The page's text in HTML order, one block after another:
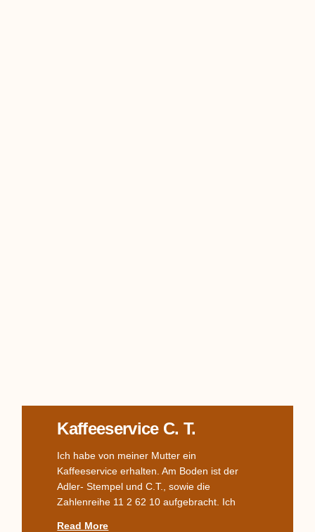
Kaffeeservice C. T.
Ich habe von meiner Mutter ein
Kaffeeservice erhalten. Am Boden ist der
Adler- Stempel und C.T., sowie die
Zahlenreihe 11 2 62 10 aufgebracht. Ich
Read More